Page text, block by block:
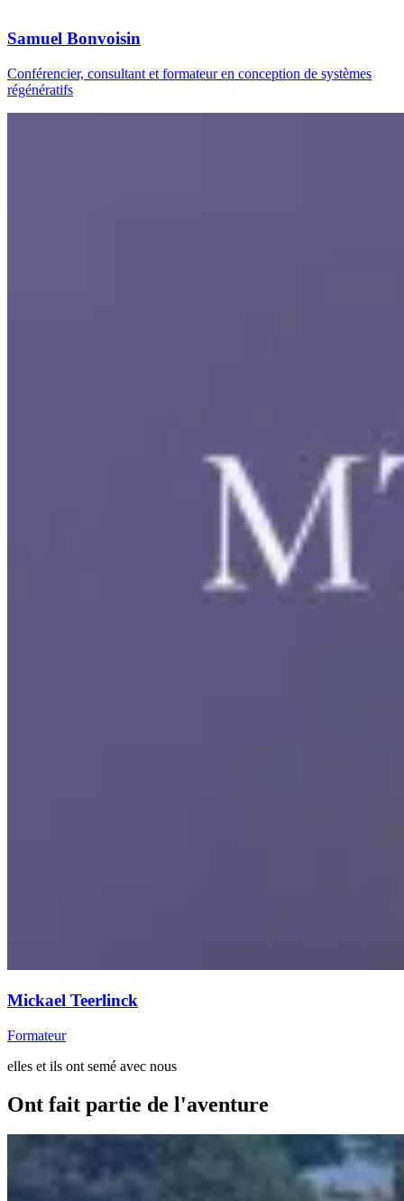
Samuel Bonvoisin
Conférencier, consultant et formateur en conception de systèmes
régénératifs
Mickael Teerlinck
Formateur
elles et ils ont semé avec nous
Ont fait partie de l'aventure